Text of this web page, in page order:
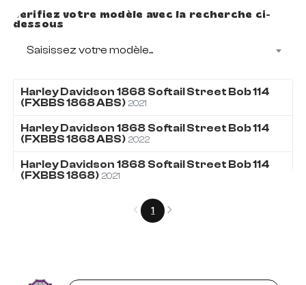
Vérifiez votre modèle avec la recherche ci-
dessous
Saisissez votre modèle...
Harley Davidson 1868 Softail Street Bob 114
(FXBBS 1868 ABS) 2021
Harley Davidson 1868 Softail Street Bob 114
(FXBBS 1868 ABS) 2022
Harley Davidson 1868 Softail Street Bob 114
(FXBBS 1868) 2021
Précédent
1 Suivant